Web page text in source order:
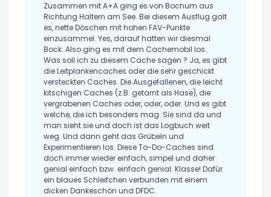
Zusammen mit A+A ging es von Bochum aus
Richtung Haltern am See. Bei diesem Ausflug galt
es, nette Döschen mit hohen FAV-Punkte
einzusammel. Yes, darauf hatten wir diesmal
Bock. Also ging es mit dem Cachemobil los.
Was soll ich zu diesem Cache sagen ? Ja, es gibt
die Leitplankencaches oder die sehr geschickt
versteckten Caches. Die Ausgefallenen, die leicht
kitschigen Caches (z.B. getarnt als Hase), die
vergrabenen Caches oder, oder, oder. Und es gibt
welche, die ich besonders mag. Sie sind da und
man sieht sie und doch ist das Logbuch weit
weg. Und dann geht das Grübeln und
Experimentieren los. Diese To-Do-Caches sind
doch immer wieder einfach, simpel und daher
genial einfach bzw. einfach genial. Klasse! Dafür
ein blaues Schleifchen verbunden mit einem
dicken Dankeschön und DFDC.